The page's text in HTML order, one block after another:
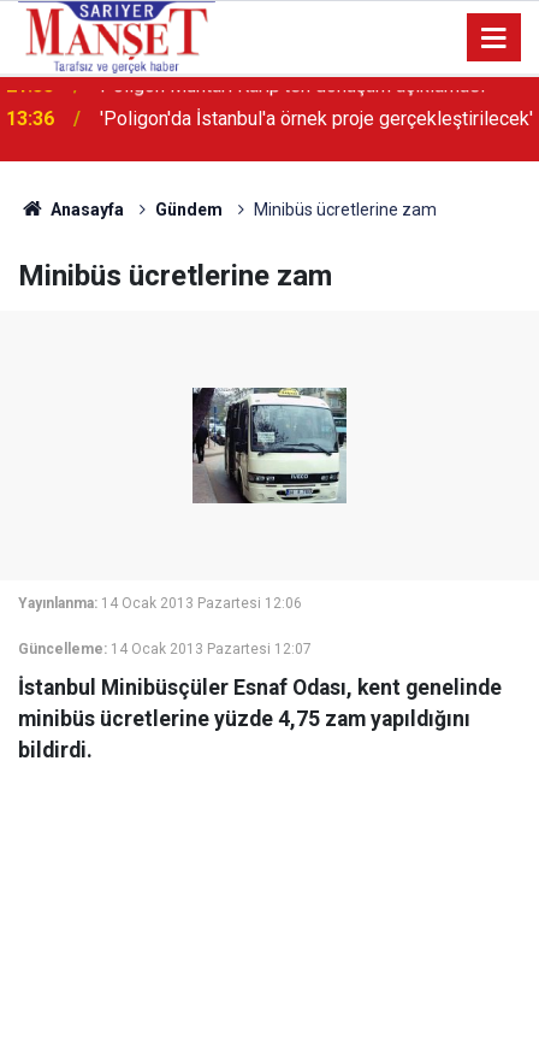
13:36 'Poligon'da İstanbul'a örnek proje gerçekleştirilecek'
Anasayfa Gündem Minibüs ücretlerine zam
Minibüs ücretlerine zam
Yayınlanma: 14 Ocak 2013 Pazartesi 12:06
Güncelleme: 14 Ocak 2013 Pazartesi 12:07
İstanbul Minibüsçüler Esnaf Odası, kent genelinde
minibüs ücretlerine yüzde 4,75 zam yapıldığını
bildirdi.